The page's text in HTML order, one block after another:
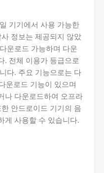
기기에서 사용 가능한
정보는 제공되지 않았
운로드 가능하며 다운
. 전체 이용가 등급으로
다. 주요 기능으로는 다
운로드 기능이 있으며
나 다운로드하여 오프라
안드로이드 기기의 음
게 사용할 수 있습니다.